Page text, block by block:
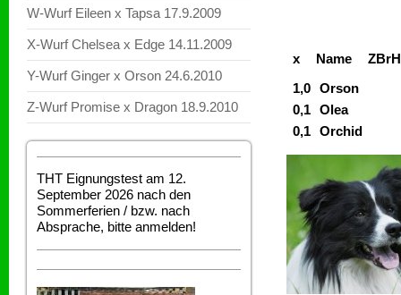
W-Wurf Eileen x Tapsa 17.9.2009
X-Wurf Chelsea x Edge 14.11.2009
Y-Wurf Ginger x Orson 24.6.2010
Z-Wurf Promise x Dragon 18.9.2010
THT Eignungstest am 12.
September 2026 nach den
Sommerferien / bzw. nach
Absprache, bitte anmelden!
x Name
ZBrH
1,0 Orson
0,1 Olea
0,1 Orchid